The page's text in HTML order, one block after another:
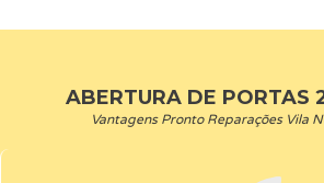
ABERTURA DE PORTAS
Vantagens Pronto Reparações Vila